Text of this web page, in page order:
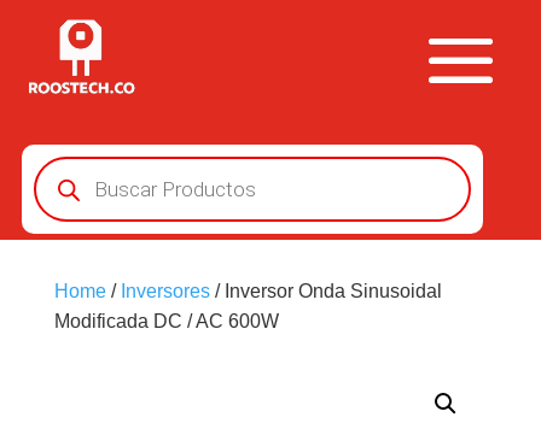
Búsqueda
de
productos
Home/ Inversores/ Inversor Onda Sinusoidal
Modificada DC / AC 600W